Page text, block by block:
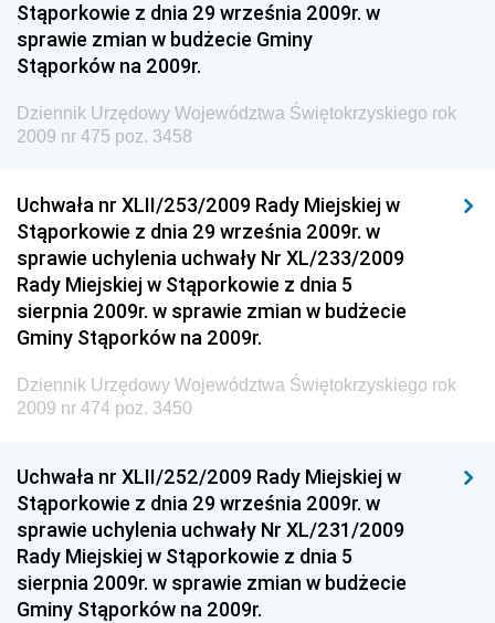
Dziennik Urzędowy Ministra Rozwoju i Finansów
Dziennik Urzędowy Wyższego Urzędu Górniczego
Dziennik Urzędowy Prezesa Urzędu Transportu
Kolejowego
Technologii
Dziennik Urzędowy Ministra Inwestycji i Rozwoju
Dziennik Urzędowy Naczelnego Dyrektora Archiwów
Państwowych
Dziennik Urzędowy Ministra Finansów, Inwestycji i
Dziennik Urzędowy Ministra Klimatu
Dziennik Urzędowy Ministra Funduszy i Polityki
Regionalnej
Dziennik Urzędowy Ministra Aktywów Państwowych
Dziennik Urzędowy Ministra Zdrowia
Dziennik Urzędowy Ministra Środowiska i Głównego
Stąporkowie z dnia 29 września 2009r. w
sprawie zmian w budżecie Gminy
Stąporków na 2009r.
Dziennik Urzędowy Województwa Świętokrzyskiego rok
2009 nr 475 poz. 3458
Uchwała nr XLII/253/2009 Rady Miejskiej w
Stąporkowie z dnia 29 września 2009r. w
sprawie uchylenia uchwały Nr XL/233/2009
Rady Miejskiej w Stąporkowie z dnia 5
sierpnia 2009r. w sprawie zmian w budżecie
Gminy Stąporków na 2009r.
Dziennik Urzędowy Województwa Świętokrzyskiego rok
2009 nr 474 poz. 3450
Uchwała nr XLII/252/2009 Rady Miejskiej w
Stąporkowie z dnia 29 września 2009r. w
sprawie uchylenia uchwały Nr XL/231/2009
Rady Miejskiej w Stąporkowie z dnia 5
sierpnia 2009r. w sprawie zmian w budżecie
Gminy Stąporków na 2009r.